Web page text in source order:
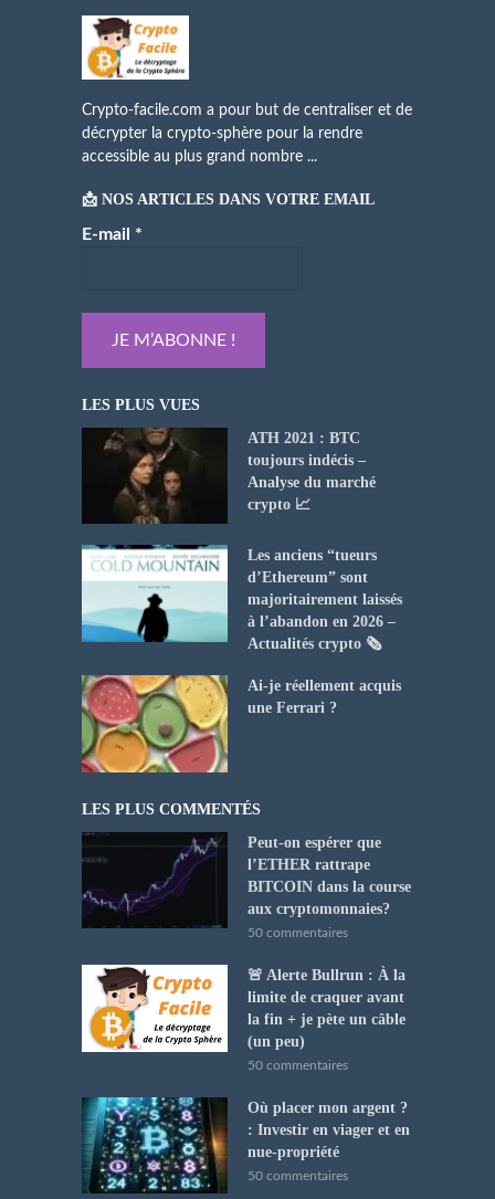
Crypto-facile.com a pour but de centraliser et de
décrypter la crypto-sphère pour la rendre
accessible au plus grand nombre ...
📩 NOS ARTICLES DANS VOTRE EMAIL
E-mail *
LES PLUS VUES
ATH 2021 : BTC
toujours indécis –
Analyse du marché
crypto 📈
Les anciens “tueurs
d’Ethereum” sont
majoritairement laissés
à l’abandon en 2026 –
Actualités crypto 🗞️
Ai-je réellement acquis
une Ferrari ?
LES PLUS COMMENTÉS
Peut-on espérer que
l’ETHER rattrape
BITCOIN dans la course
aux cryptomonnaies?
50 commentaires
🚨 Alerte Bullrun : À la
limite de craquer avant
la fin + je pète un câble
(un peu)
50 commentaires
Où placer mon argent ?
: Investir en viager et en
nue-propriété
50 commentaires